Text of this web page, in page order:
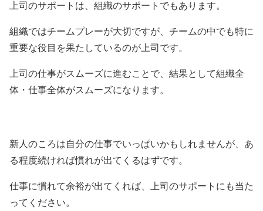
上司のサポートは、組織のサポートでもあります。
組織ではチームプレーが大切ですが、チームの中でも特に
重要な役目を果たしているのが上司です。
上司の仕事がスムーズに進むことで、結果として組織全
体・仕事全体がスムーズになります。
新人のころは自分の仕事でいっぱいかもしれませんが、あ
る程度続ければ慣れが出てくるはずです。
仕事に慣れて余裕が出てくれば、上司のサポートにも当た
ってください。